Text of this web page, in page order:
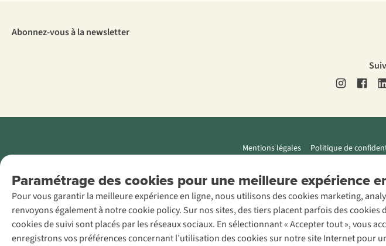
Paramétrage des cookies pour une meilleure expérience
Pour vous garantir la meilleure expérience en ligne, nous utilisons des cookies marketing,
renvoyons également à notre cookie policy. Sur nos sites, des tiers placent parfois des
cookies de suivi sont placés par les réseaux sociaux. En sélectionnant « Accepter tout », vous
enregistrons vos préférences concernant l’utilisation des cookies sur notre site Internet pour
Abonnez-vous à la newsletter
Mentions légales Politique de
AS Adventure
Luxemburg SA,
Boulevard F.W.
Raiffeisen 25, L-
2411
Luxembourg